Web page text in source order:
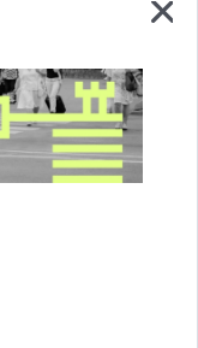
domes 2016.
Nr. 198 "Par